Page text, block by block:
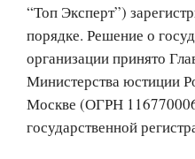
“Топ Эксперт”)
порядке. Решение о
организации принято
Министерства юстиции
Москве (ОГРН
государственной